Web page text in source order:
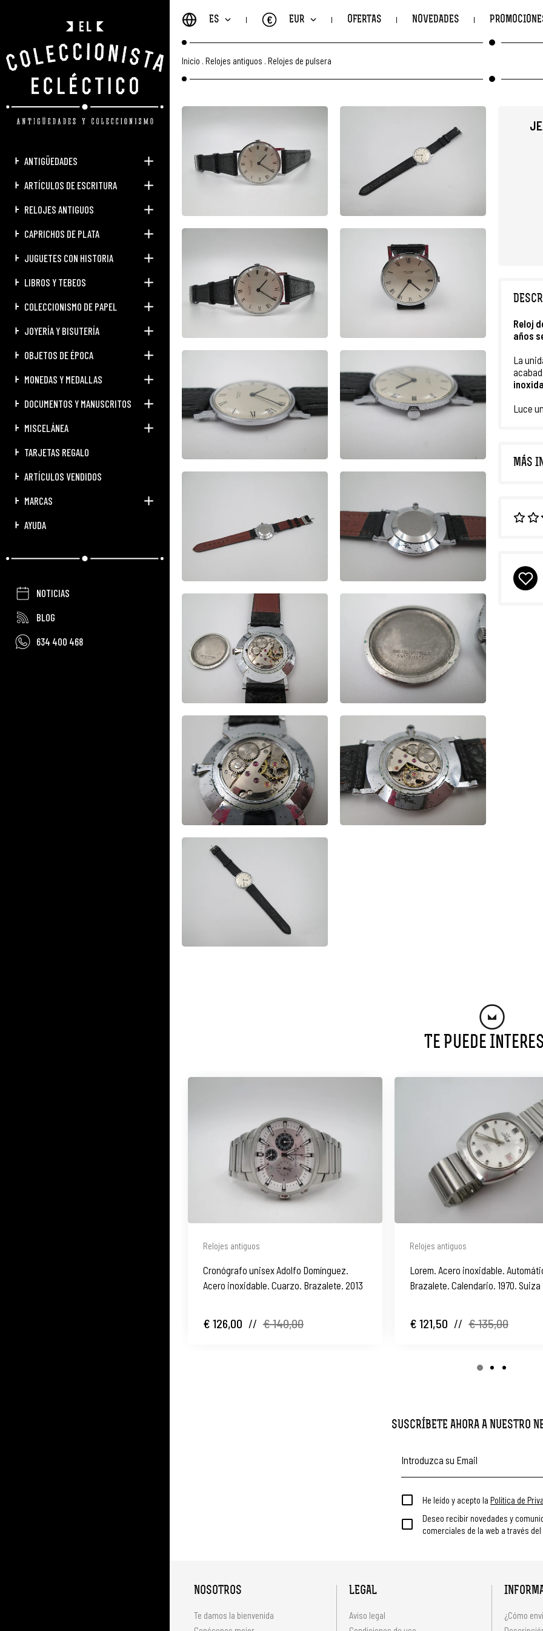
ANTIGÜEDADES
ARTÍCULOS DE ESCRITURA
RELOJES ANTIGUOS
CAPRICHOS DE PLATA
JUGUETES CON HISTORIA
LIBROS Y TEBEOS
COLECCIONISMO DE PAPEL
JOYERÍA Y BISUTERÍA
OBJETOS DE ÉPOCA
MONEDAS Y MEDALLAS
DOCUMENTOS Y MANUSCRITOS
MISCELÁNEA
TARJETAS REGALO
ARTÍCULOS VENDIDOS
MARCAS
AYUDA
NOTICIAS
BLOG
634 400 468
ES EUR
€ OFERTAS NOVEDADES
Inicio Relojes antiguos Relojes de pulsera
Reloj
años
La
Luce
MÁS
Te Puede
Relojes antiguos
Cronógrafo unisex Adolfo Domínguez.
Acero inoxidable. Cuarzo. Brazalete. 2013
€ 126,00 // € 140,00
Relojes antiguos
Lorem. Acero inoxidable.
Brazalete. Calendario. 1970. Suiza
€ 121,50 // € 135,00
SUSCRÍBETE AHORA A NUESTRO
He leído y acepto la Política de
Deseo recibir novedades y
comerciales de la web a través
NOSOTROS
Te damos la bienvenida
LEGAL
Aviso legal
¿Cómo